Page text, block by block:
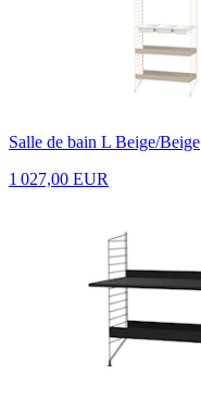
Salle de bain L Beige/Beige
1 027,00 EUR